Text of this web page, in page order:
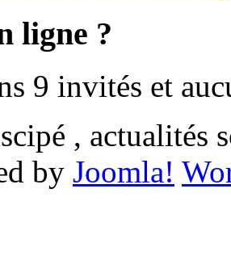
ligne ?
9 invités et
, actualités
by Joomla!